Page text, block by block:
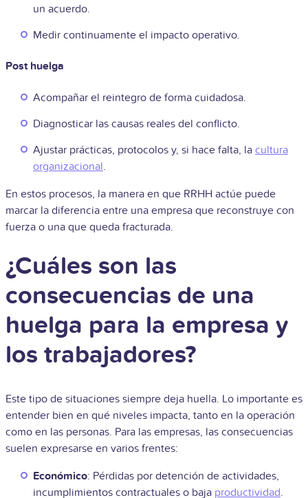
un acuerdo.
Medir continuamente el impacto operativo.
Post huelga
Acompañar el reintegro de forma cuidadosa.
Diagnosticar las causas reales del conflicto.
Ajustar prácticas, protocolos y, si hace falta, la cultura
organizacional.
En estos procesos, la manera en que RRHH actúe puede
marcar la diferencia entre una empresa que reconstruye con
fuerza o una que queda fracturada.
¿Cuáles son las
consecuencias de una
huelga para la empresa y
los trabajadores?
Este tipo de situaciones siempre deja huella. Lo importante es
entender bien en qué niveles impacta, tanto en la operación
como en las personas. Para las empresas, las consecuencias
suelen expresarse en varios frentes:
Económico: Pérdidas por detención de actividades,
incumplimientos contractuales o baja productividad.